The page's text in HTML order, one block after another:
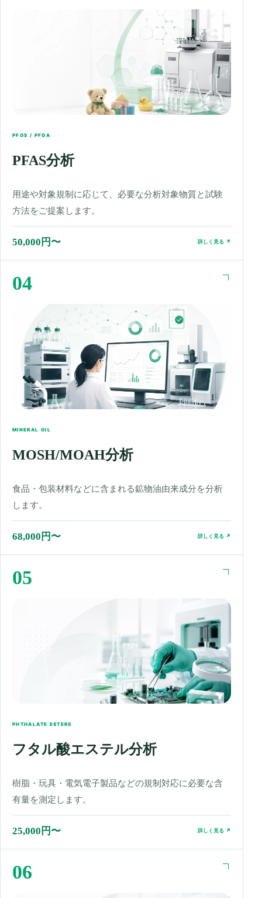
PFOS / PFOA
PFAS分析
用途や対象規制に応じて、必要な分析対象物質と試験
方法をご提案します。
50,000円〜 詳しく見る ↗
04
MINERAL OIL
MOSH/MOAH分析
食品・包装材料などに含まれる鉱物油由来成分を分析
します。
68,000円〜 詳しく見る ↗
05
PHTHALATE ESTERS
フタル酸エステル分析
樹脂・玩具・電気電子製品などの規制対応に必要な含
有量を測定します。
25,000円〜 詳しく見る ↗
06